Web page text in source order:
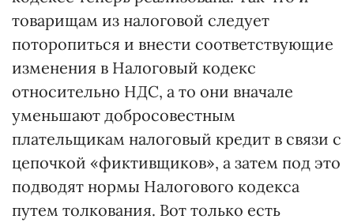
товарищам из налоговой следует
поторопиться и внести соответствующие
изменения в Налоговый кодекс
относительно НДС, а то они вначале
уменьшают добросовестным
плательщикам налоговый кредит в связи с
цепочкой «фиктивщиков», а затем под это
подводят нормы Налогового кодекса
путем толкования. Вот только есть